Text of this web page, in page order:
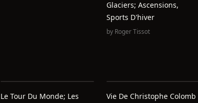
Glaciers; Ascensions,
Sports D'hiver
by Roger Tissot
Le Tour Du Monde; Les
Vie De Christophe Colomb